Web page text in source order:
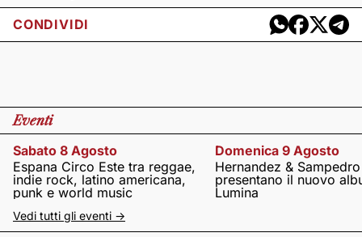
CONDIVIDI
Eventi
Sabato 8 Agosto
Espana Circo Este tra reggae,
indie rock, latino americana,
punk e world music
Domenica 9 Agosto
Hernandez & Sampedro
presentano il nuovo
Lumina
Vedi tutti gli eventi ->